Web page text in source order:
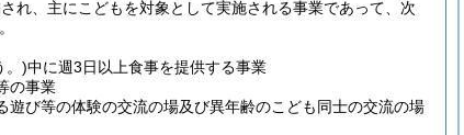
れ、主にこどもを対象として実施される事業であって、次
。)中に週3日以上食事を提供する事業
の事業
び等の体験の交流の場及び異年齢のこども同士の交流の場